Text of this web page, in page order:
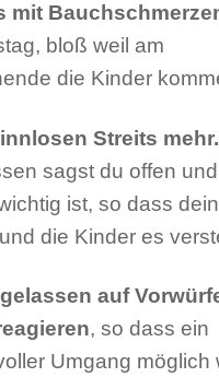
mit
bloß weil am
die Kinder
Streits mehr.
sagst du offen
ist, so dass dein
die Kinder es
gelassen auf
, so dass ein
Umgang möglich